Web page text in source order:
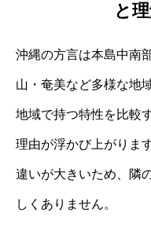
と
沖縄の方言は本島中南
山・奄美など多様な地
地域で持つ特性を比較
理由が浮かび上がりま
違いが大きいため、隣
しくありません。